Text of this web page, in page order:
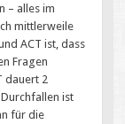
– alles im
mittlerweile
ACT ist, dass
Fragen
dauert 2
Durchfallen ist
für die